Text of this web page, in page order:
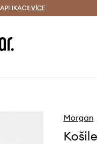
i do 24 h VÍCE
Morgan